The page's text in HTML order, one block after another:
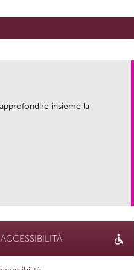
insieme la
ACCESSIBILITÀ